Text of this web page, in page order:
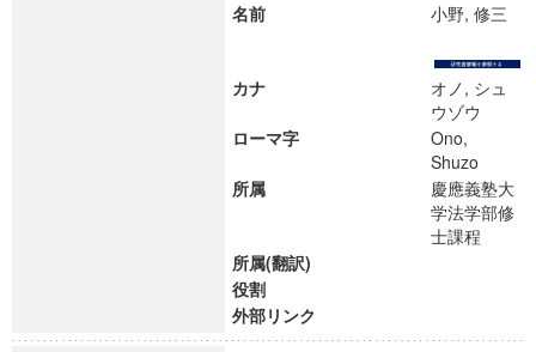
名前 小野, 修三
カナ
オノ, シュ
ウゾウ
ローマ字
Ono,
Shuzo
所属
慶應義塾大
学法学部修
士課程
所属(翻訳)
役割
外部リンク